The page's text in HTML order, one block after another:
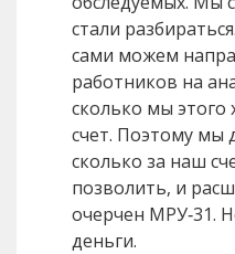
стали
сами можем
работников на
сколько мы
счет. Поэтому мы
сколько за наш
позволить, и
очерчен МРУ‑31.
деньги.